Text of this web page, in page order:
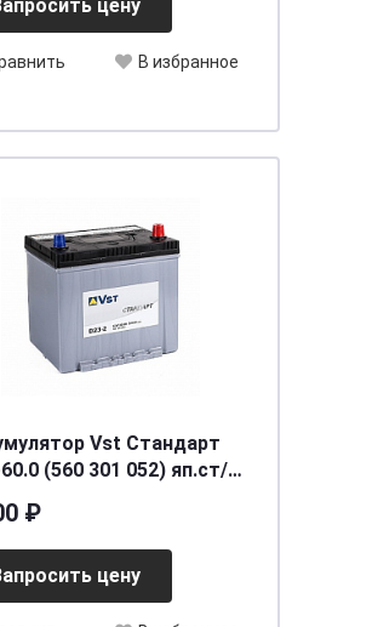
цену
В избранное
Vst Стандарт
(560 301 052) яп.ст/
₽
цену